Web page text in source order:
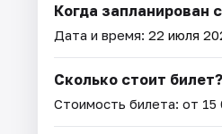
Когда запланирован
Дата и время: 22 июля
Сколько стоит билет?
Стоимость билета: от 15